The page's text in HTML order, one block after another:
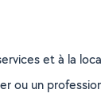
et à la
ou un